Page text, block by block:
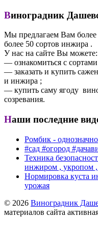
Виноградник
Мы предлагаем Вам
более 50 сортов инжира .
У нас на сайте Вы можете:
— ознакомиться с
— заказать и купить
и инжира ;
— купить саму ягоду
созревания.
Наши последние
Ромбик -
#сад #огород
Техника
инжиром , укропом
Нормировка куста
урожая
© 2026 Виноградник
материалов сайта